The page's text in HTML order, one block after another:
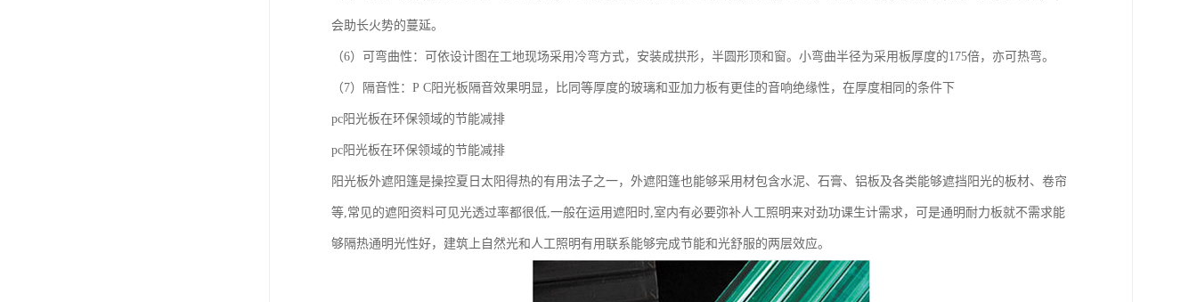
会助长火势的蔓延。
（6）可弯曲性：可依设计图在工地现场采用冷弯方式，安装成拱形，半圆形顶和窗。小弯曲半径为采用板厚度的175倍，亦可热弯。
（7）隔音性：P C阳光板隔音效果明显，比同等厚度的玻璃和亚加力板有更佳的音响绝缘性，在厚度相同的条件下
pc阳光板在环保领域的节能减排
pc阳光板在环保领域的节能减排
阳光板外遮阳篷是操控夏日太阳得热的有用法子之一，外遮阳篷也能够采用材包含水泥、石膏、铝板及各类能够遮挡阳光的板材、卷帘
等,常见的遮阳资料可见光透过率都很低,一般在运用遮阳时,室内有必要弥补人工照明来对劲功课生计需求，可是通明耐力板就不需求能
够隔热通明光性好，建筑上自然光和人工照明有用联系能够完成节能和光舒服的两层效应。